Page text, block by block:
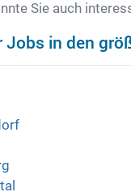
Sie auch
Jobs in den